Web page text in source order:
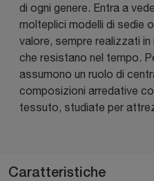
di ogni genere. Entra a
molteplici modelli di sedie
valore, sempre realizzati
che resistano nel tempo.
assumono un ruolo di
composizioni arredative
tessuto, studiate per
Caratteristiche